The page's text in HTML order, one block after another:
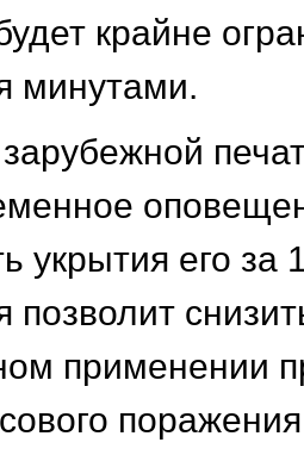
крайне
минутами.
укрытия его за
позволит
применении